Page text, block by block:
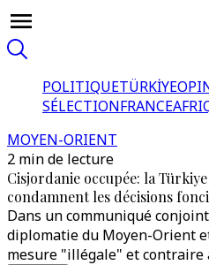
POLITIQUETÜRKİYE
SÉLECTIONFRANCE
MOYEN-ORIENT
2 min de lecture
Cisjordanie occupée: la
condamnent les décisions
Dans un communiqué
diplomatie du Moyen-Orient
mesure "illégale" et